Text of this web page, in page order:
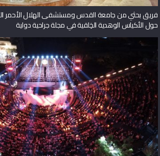
فريق بحثي من جامعة القدس ومستشفى الهلال الأحمر
حول الأكياس الوهدية الخِلقية في مجلة جراحية دولية